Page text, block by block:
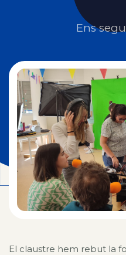
Ens
El claustre hem rebut la